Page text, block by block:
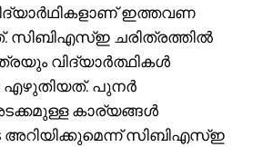
വിദ്യാർഥികളാണ് ഇത്തവണ
സിബിഎസ്ഇ ചരിത്രത്തിൽ
വിദ്യാർത്ഥികൾ
എഴുതിയത്. പുനർ
കാര്യങ്ങൾ
സിബിഎസ്ഇ